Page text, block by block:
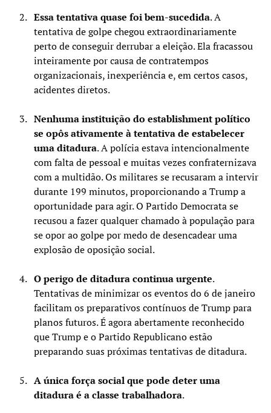
Essa tentativa quase foi bem-sucedida. A
tentativa de golpe chegou extraordinariamente
perto de conseguir derrubar a eleição. Ela fracassou
inteiramente por causa de contratempos
organizacionais, inexperiência e, em certos casos,
acidentes diretos.
Nenhuma instituição do establishment político
se opôs ativamente à tentativa de estabelecer
uma ditadura. A polícia estava intencionalmente
com falta de pessoal e muitas vezes confraternizava
com a multidão. Os militares se recusaram a intervir
durante 199 minutos, proporcionando a Trump a
oportunidade para agir. O Partido Democrata se
recusou a fazer qualquer chamado à população para
se opor ao golpe por medo de desencadear uma
explosão de oposição social.
O perigo de ditadura continua urgente.
Tentativas de minimizar os eventos do 6 de janeiro
facilitam os preparativos contínuos de Trump para
planos futuros. É agora abertamente reconhecido
que Trump e o Partido Republicano estão
preparando suas próximas tentativas de ditadura.
A única força social que pode deter uma
ditadura é a classe trabalhadora.